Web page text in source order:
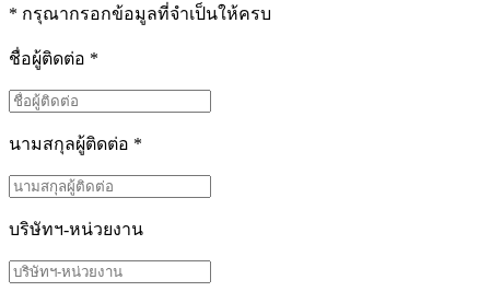
* กรุณากรอกข้อมูลที่จำเป็นให้ครบ
ชื่อผู้ติดต่อ *
นามสกุลผู้ติดต่อ *
บริษัทฯ-หน่วยงาน